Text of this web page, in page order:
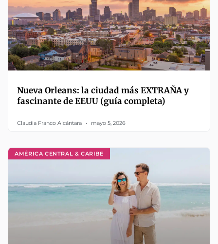
Nueva Orleans: la ciudad más EXTRAÑA y
fascinante de EEUU (guía completa)
Claudia Franco Alcántara mayo 5, 2026
AMÉRICA CENTRAL & CARIBE